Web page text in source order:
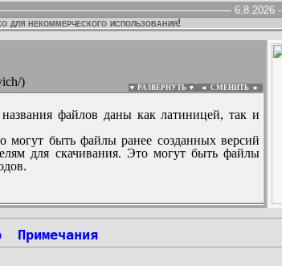
6.8.2026 -
для некоммерческого использования!
)
▼ РАЗВЕРНУТЬ ▼ ◄ СМЕНИТЬ ►
файлов даны как латиницей, так и
быть файлы ранее созданных версий
для скачивания. Это могут быть файлы
:
Примечания